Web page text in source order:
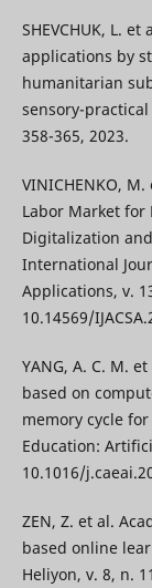
SHEVCHUK, L.
applications by
humanitarian
sensory-practical
358-365, 2023.
VINICHENKO,
Labor Market
Digitalization
International
Applications, v.
10.14569/
YANG, A. C. M.
based on
memory cycle
Education:
10.1016/
ZEN, Z. et al.
based online
Heliyon, v. 8, n.